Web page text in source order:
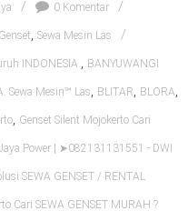
0 Komentar
, Sewa Mesin Las
INDONESIA., BANYUWANGI
Sewa Mesin℠ Las, BLITAR, BLORA,
, Genset Silent Mojokerto Cari
Power | ➤082131131551 - DWI
SEWA GENSET / RENTAL
Cari SEWA GENSET MURAH ?